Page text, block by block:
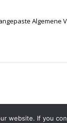
website. If you